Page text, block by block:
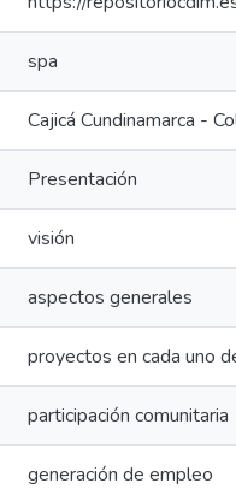
spa
Cajicá Cundinamarca -
Presentación
visión
aspectos generales
proyectos en cada uno
participación comunitaria
generación de empleo